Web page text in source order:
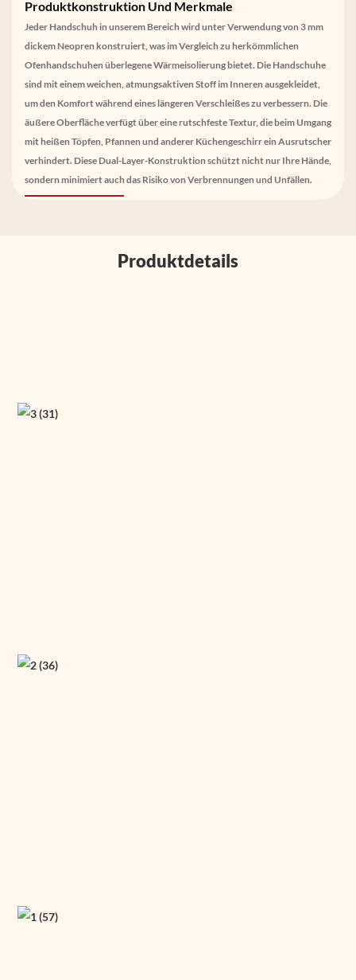
Produktkonstruktion Und Merkmale
Jeder Handschuh in unserem Bereich wird unter Verwendung von 3 mm
dickem Neopren konstruiert, was im Vergleich zu herkömmlichen
Ofenhandschuhen überlegene Wärmeisolierung bietet. Die Handschuhe
sind mit einem weichen, atmungsaktiven Stoff im Inneren ausgekleidet,
um den Komfort während eines längeren Verschleißes zu verbessern. Die
äußere Oberfläche verfügt über eine rutschfeste Textur, die beim Umgang
mit heißen Töpfen, Pfannen und anderer Küchengeschirr ein Ausrutscher
verhindert. Diese Dual-Layer-Konstruktion schützt nicht nur Ihre Hände,
sondern minimiert auch das Risiko von Verbrennungen und Unfällen.
Produktdetails